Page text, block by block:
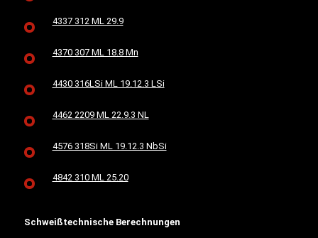
4337 312 ML 29.9
4370 307 ML 18.8 Mn
4430 316LSi ML 19.12.3 LSi
4462 2209 ML 22.9.3 NL
4576 318Si ML 19.12.3 NbSi
4842 310 ML 25.20
Schweißtechnische Berechnungen